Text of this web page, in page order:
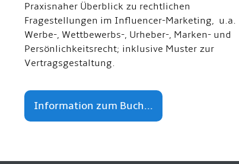
Praxisnaher Überblick zu rechtlichen
Fragestellungen im Influencer-Marketing, u.a.
Werbe-, Wettbewerbs-, Urheber-, Marken- und
Persönlichkeitsrecht; inklusive Muster zur
Vertragsgestaltung.
Information zum Buch...